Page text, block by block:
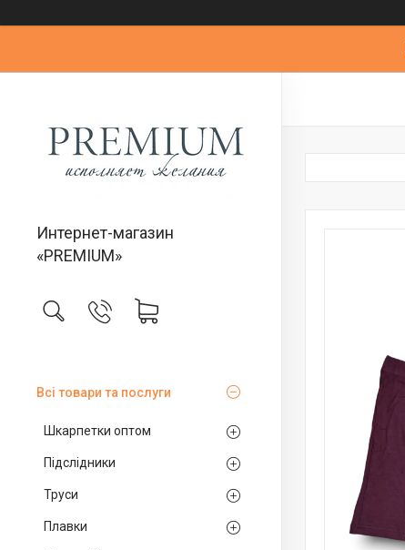
Интернет-магазин
«PREMIUM»
Всі товари та послуги
Шкарпетки оптом
Підслідники
Труси
Плавки